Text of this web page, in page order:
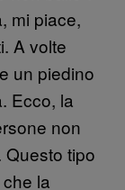
mi piace,
A volte
un piedino
Ecco, la
non
tipo
la